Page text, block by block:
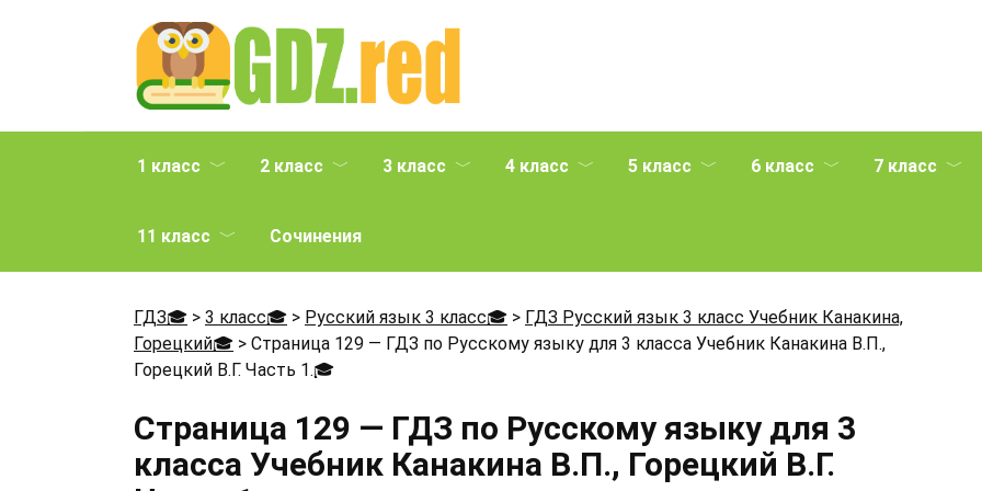
1 класс 2 класс 3 класс 4 класс 5 класс 6 класс 7 класс
11 класс Сочинения
ГДЗ🎓 > 3 класс🎓 > Русский язык 3 класс🎓 > ГДЗ Русский язык 3 класс Учебник Канакина,
Горецкий🎓 > Страница 129 — ГДЗ по Русскому языку для 3 класса Учебник Канакина В.П.,
Горецкий В.Г. Часть 1.🎓
Страница 129 — ГДЗ по Русскому языку для 3
класса Учебник Канакина В.П., Горецкий В.Г.